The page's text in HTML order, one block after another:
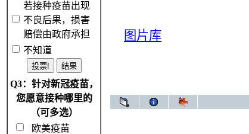
若接种疫苗出现
不良后果，损害
赔偿由政府承担
不知道
Q3：针对新冠疫苗，
您愿意接种哪里的
（可多选）
欧美疫苗
图片库